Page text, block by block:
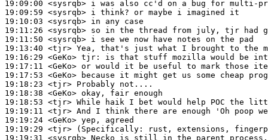
19:09:00 <sysrqb>
19:09:59 <sysrqb>
19:10:03 <sysrqb>
19:11:26 <sysrqb>
19:11:50 <sysrqb>
19:13:40 <tjr>
19:16:29 <GeKo> tjr:
19:17:11 <GeKo>
19:17:53 <GeKo>
19:18:23 <tjr>
19:18:38 <GeKo>
19:18:53 <tjr>
19:19:11 <tjr>
19:19:24 <GeKo>
19:19:29 <tjr>
(Specifically:
19:19:31 <sysrqb>